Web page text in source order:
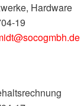
Hardware
19